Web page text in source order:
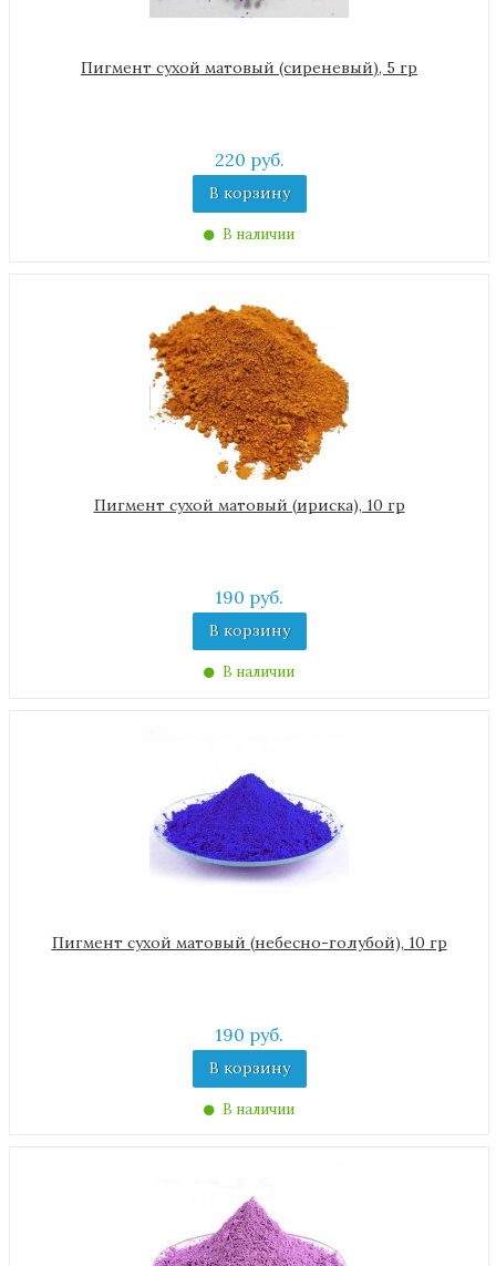
Пигмент сухой матовый (сиреневый), 5 гр
220 руб.
В корзину
В наличии
Пигмент сухой матовый (ириска), 10 гр
190 руб.
В корзину
В наличии
Пигмент сухой матовый (небесно-голубой), 10 гр
190 руб.
В корзину
В наличии